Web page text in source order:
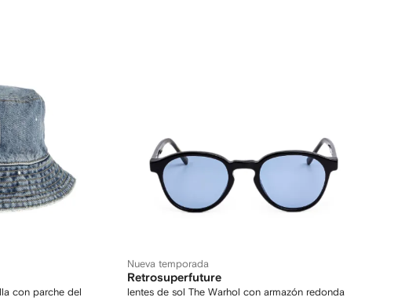
con parche del
Nueva temporada
Retrosuperfuture
lentes de sol The Warhol con armazón redonda